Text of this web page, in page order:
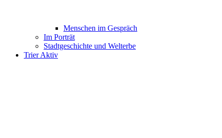
Menschen im Gespräch
Im Porträt
Stadtgeschichte und Welterbe
Trier Aktiv